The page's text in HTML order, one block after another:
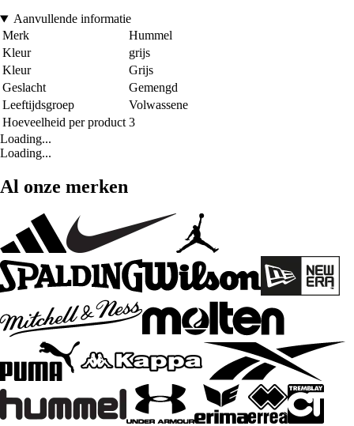
Aanvullende informatie
Merk
Hummel
Kleur
grijs
Kleur
Grijs
Geslacht
Gemengd
Leeftijdsgroep
Volwassene
Hoeveelheid per product 3
Loading...
Loading...
Al onze merken